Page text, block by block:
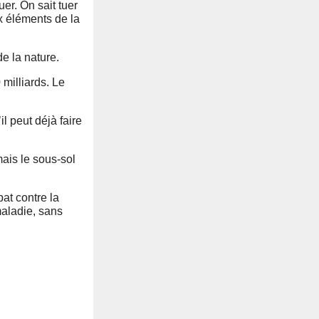
On sait tuer
éléments de la
la nature.
milliards. Le
peut déjà faire
le sous-sol
contre la
sans